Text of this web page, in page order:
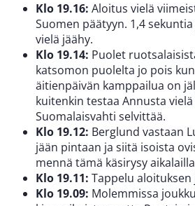
Klo 19.16: Aloitus vielä
Suomen päätyyn. 1,4
vielä jäähy.
Klo 19.14: Puolet
katsomon puolelta jo pois
äitienpäivän kamppailua on
kuitenkin testaa Annusta
Suomalaisvahti selvittää.
Klo 19.12: Berglund vastaan
jään pintaan ja siitä isoista
mennä tämä käsirysy
Klo 19.11: Tappelu aloituksen
Klo 19.09: Molemmissa